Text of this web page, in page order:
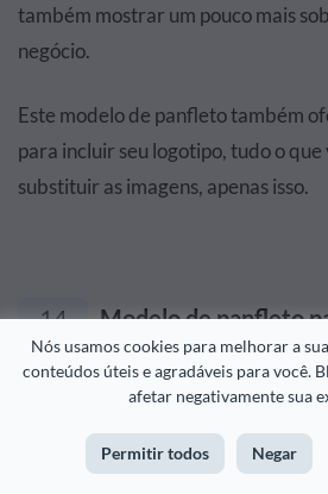
Nós usamos cookies para melhorar a
conteúdos úteis e agradáveis para você.
afetar negativamente sua
Permitir todos Negar
também mostrar um pouco mais
negócio.
Este modelo de panfleto também
para incluir seu logotipo, tudo o
substituir as imagens, apenas isso.
14
Modelo de panfleto
de interiores